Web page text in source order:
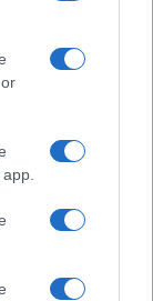
Ecco